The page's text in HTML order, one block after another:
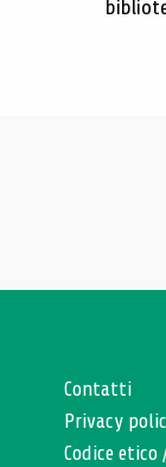
Contatti
Privacy
Codice etico